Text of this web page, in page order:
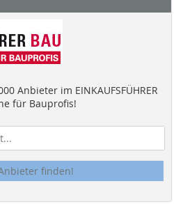
Anbieter im EINKAUFSFÜHRER
für Bauprofis!
finden!